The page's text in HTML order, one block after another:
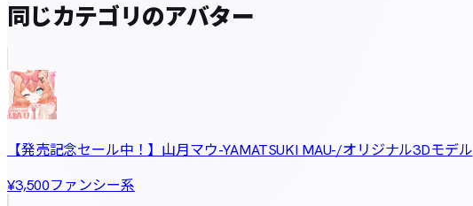
同じカテゴリのアバター
【発売記念セール中！】山月マウ-YAMATSUKI MAU-/オリジナル3Dモデル
¥3,500ファンシー系